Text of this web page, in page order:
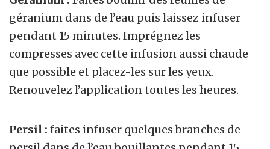
géranium dans de l’eau puis laissez infuser
pendant 15 minutes. Imprégnez les
compresses avec cette infusion aussi chaude
que possible et placez-les sur les yeux.
Renouvelez l’application toutes les heures.
Persil : faites infuser quelques branches de